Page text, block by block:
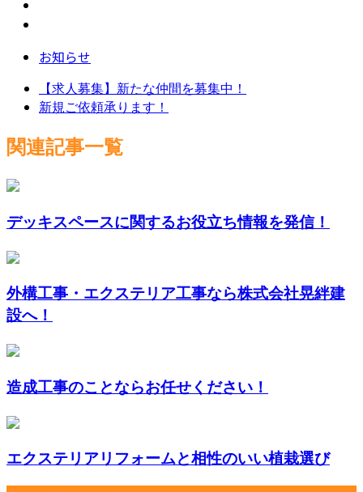
お知らせ
【求人募集】新たな仲間を募集中！
新規ご依頼承ります！
関連記事一覧
デッキスペースに関するお役立ち情報を発信！
外構工事・エクステリア工事なら株式会社晃絆建
設へ！
造成工事のことならお任せください！
エクステリアリフォームと相性のいい植栽選び